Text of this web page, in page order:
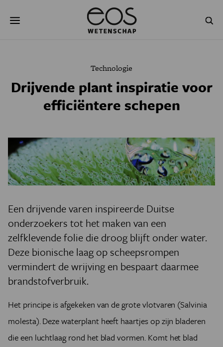
naar
NATUURWETENSCHAPPEN GESCHIEDENIS
PODCAST AGENDA
JONGE UITDAGERS
Technologie
Drijvende plant inspiratie voor
efficiëntere schepen
Een drijvende varen inspireerde Duitse
onderzoekers tot het maken van een
zelfklevende folie die droog blijft onder water.
Deze bionische laag op scheepsrompen
vermindert de wrijving en bespaart daarmee
brandstofverbruik.
Het principe is afgekeken van de grote vlotvaren (Salvinia
molesta). Deze waterplant heeft haartjes op zijn bladeren
die een luchtlaag rond het blad vormen. Komt het blad